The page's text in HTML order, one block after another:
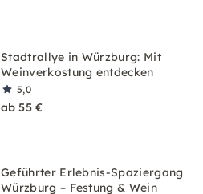
Stadtrallye in Würzburg: Mit
Weinverkostung entdecken
5,0
ab 55 €
Geführter Erlebnis-Spaziergang
Würzburg – Festung & Wein